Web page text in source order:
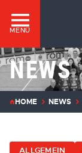
MENÜ
NEWS
HOME NEWS
ALLGEMEIN